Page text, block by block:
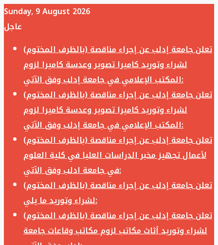
Sunday, 9 August 2026
عاجل
تعلن جامعة إدلب عن إجراء مناقصة (بالظرف المختوم)
لشراء وتوريد كاميرا تصوير وعدسة كاميرا لزوم
المكتب الإعلامي في جامعة إدلب وفق الآتي:
تعلن جامعة إدلب عن إجراء مناقصة (بالظرف المختوم)
لشراء وتوريد كاميرا تصوير وعدسة كاميرا لزوم
المكتب الإعلامي في جامعة إدلب وفق الآتي:
تعلن جامعة إدلب عن إجراء مناقصة (بالظرف المختوم)
لأعمال تجهيز مخبر الدراسات العليا في كلية العلوم
في جامعة ادلب وفق الآتي:
تعلن جامعة إدلب عن إجراء مناقصة (بالظرف المختوم)
لشراء وتوريد ما يلي:
تعلن جامعة إدلب عن إجراء مناقصة (بالظرف المختوم)
لشراء وتوريد أثاث مكاتب لزوم مكاتب وقاعات جامعة